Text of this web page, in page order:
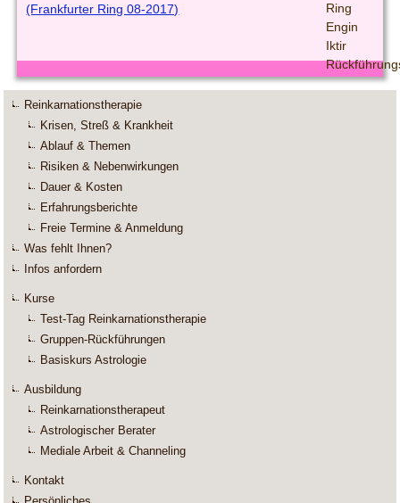
(Frankfurter Ring 08-2017)
Reinkarnationstherapie
Krisen, Streß & Krankheit
Ablauf & Themen
Risiken & Nebenwirkungen
Dauer & Kosten
Erfahrungsberichte
Freie Termine & Anmeldung
Was fehlt Ihnen?
Infos anfordern
Kurse
Test-Tag Reinkarnationstherapie
Gruppen-Rückführungen
Basiskurs Astrologie
Ausbildung
Reinkarnationstherapeut
Astrologischer Berater
Mediale Arbeit & Channeling
Kontakt